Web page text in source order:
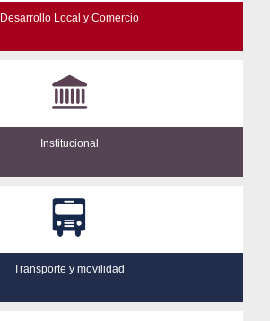
Desarrollo Local y Comercio
Institucional
Transporte y movilidad